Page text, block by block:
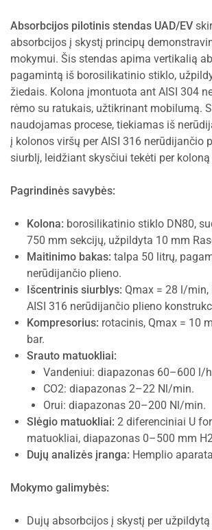
Absorbcijos pilotinis stendas UAD/EV
absorbcijos į skystį principų
mokymui. Šis stendas apima vertikalią
pagamintą iš borosilikatinio stiklo,
žiedais. Kolona įmontuota ant AISI 304
rėmo su ratukais, užtikrinant mobilumą.
naudojamas procese, tiekiamas iš
į kolonos viršų per AISI 316 nerūdijančio
siurblį, leidžiant skysčiui tekėti per
Pagrindinės savybės:
Kolona: borosilikatinio stiklo DN80,
750 mm sekcijų, užpildyta 10 mm
Maitinimo bakas: talpa 50 litrų,
nerūdijančio plieno.
Išcentrinis siurblys: Qmax = 28 l/min,
AISI 316 nerūdijančio plieno
Kompresorius: rotacinis, Qmax = 10
bar.
Srauto matuokliai:
Vandeniui: diapazonas 60–600 l/
CO2: diapazonas 2–22 Nl/min.
Orui: diapazonas 20–200 Nl/min.
Slėgio matuokliai: 2 diferenciniai U
matuokliai, diapazonas 0–500 mm
Dujų analizės įranga: Hemplio
Mokymo galimybės:
Dujų absorbcijos į skystį per